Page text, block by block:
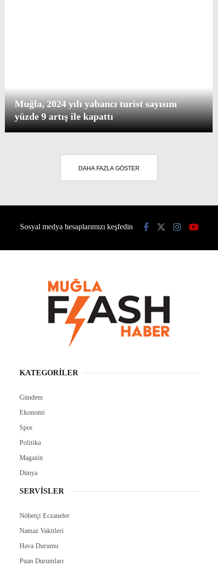
Muğla, 2024 yılı yabancı turist sayısını
yüzde 9 artış ile kapattı
DAHA FAZLA GÖSTER
Sosyal medya hesaplarımızı keşfedin
KATEGORİLER
Gündem
Ekonomi
Spor
Politika
Magazin
Dünya
SERVİSLER
Nöbetçi Eczaneler
Namaz Vakitleri
Hava Durumu
Puan Durumları